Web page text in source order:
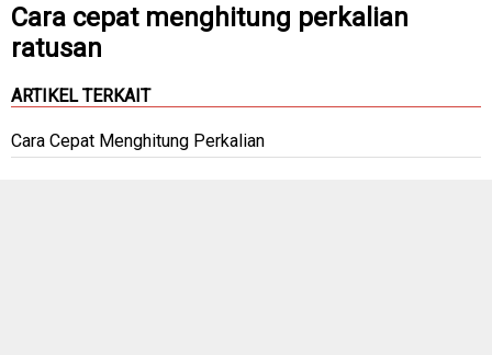
Cara cepat menghitung perkalian
ratusan
ARTIKEL TERKAIT
Cara Cepat Menghitung Perkalian